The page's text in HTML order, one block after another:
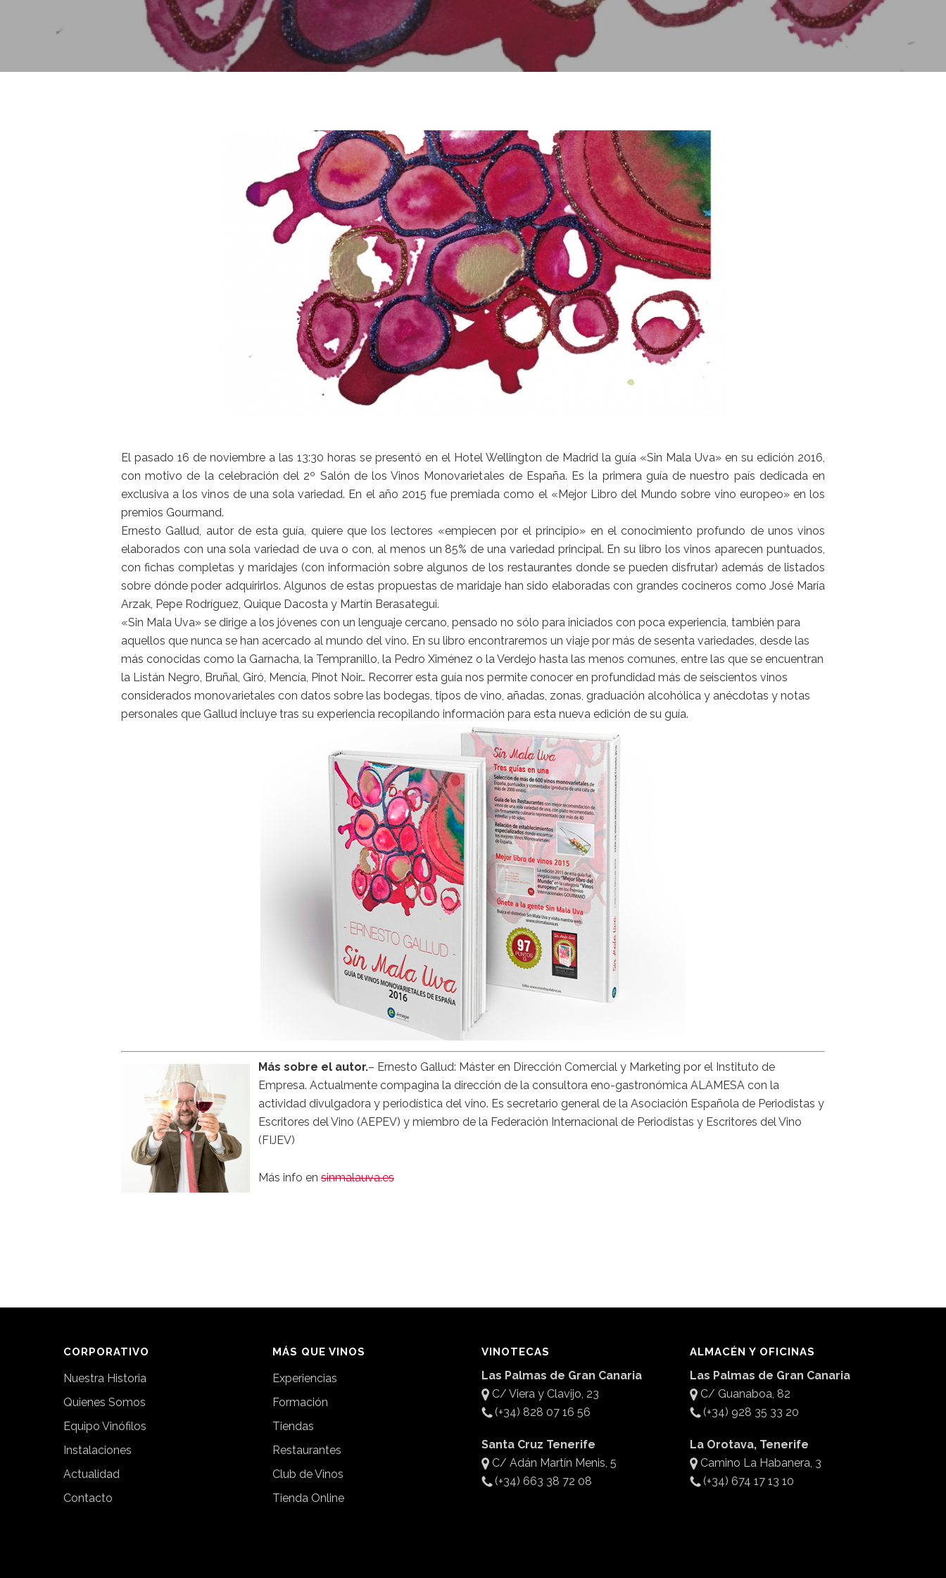
El pasado 16 de noviembre a las 13:30 horas se presentó en el Hotel Wellington de Madrid la guía «Sin Mala Uva» en su edición 2016,
con motivo de la celebración del 2º Salón de los Vinos Monovarietales de España. Es la primera guía de nuestro país dedicada en
exclusiva a los vinos de una sola variedad. En el año 2015 fue premiada como el «Mejor Libro del Mundo sobre vino europeo» en los
premios Gourmand.
Ernesto Gallud, autor de esta guía, quiere que los lectores «empiecen por el principio» en el conocimiento profundo de unos vinos
elaborados con una sola variedad de uva o con, al menos un 85% de una variedad principal. En su libro los vinos aparecen puntuados,
con fichas completas y maridajes (con información sobre algunos de los restaurantes donde se pueden disfrutar) además de listados
sobre dónde poder adquirirlos. Algunos de estas propuestas de maridaje han sido elaboradas con grandes cocineros como José María
Arzak, Pepe Rodríguez, Quique Dacosta y Martín Berasategui.
«Sin Mala Uva» se dirige a los jóvenes con un lenguaje cercano, pensado no sólo para iniciados con poca experiencia, también para
aquellos que nunca se han acercado al mundo del vino. En su libro encontraremos un viaje por más de sesenta variedades, desde las
más conocidas como la Garnacha, la Tempranillo, la Pedro Ximénez o la Verdejo hasta las menos comunes, entre las que se encuentran
la Listán Negro, Bruñal, Giró, Mencía, Pinot Noir… Recorrer esta guía nos permite conocer en profundidad más de seiscientos vinos
considerados monovarietales con datos sobre las bodegas, tipos de vino, añadas, zonas, graduación alcohólica y anécdotas y notas
personales que Gallud incluye tras su experiencia recopilando información para esta nueva edición de su guía.
Más sobre el autor.– Ernesto Gallud: Máster en Dirección Comercial y Marketing por el Instituto de
Empresa. Actualmente compagina la dirección de la consultora eno-gastronómica ALAMESA con la
actividad divulgadora y periodística del vino. Es secretario general de la Asociación Española de Periodistas y
Escritores del Vino (AEPEV) y miembro de la Federación Internacional de Periodistas y Escritores del Vino
(FIJEV)
Más info en sinmalauva.es
CORPORATIVO
Nuestra Historia
Quienes Somos
Equipo Vinófilos
Instalaciones
Actualidad
Contacto
MÁS QUE VINOS
Experiencias
Formación
Tiendas
Restaurantes
Club de Vinos
Tienda Online
VINOTECAS
Las Palmas de Gran Canaria
C/ Viera y Clavijo, 23
(+34) 828 07 16 56
Santa Cruz Tenerife
C/ Adán Martín Menis, 5
(+34) 663 38 72 08
ALMACÉN Y OFICINAS
Las Palmas de Gran Canaria
C/ Guanaboa, 82
(+34) 928 35 33 20
La Orotava, Tenerife
Camino La Habanera, 3
(+34) 674 17 13 10